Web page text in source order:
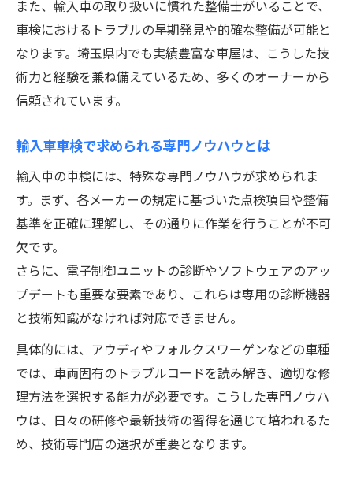
長く乗るための車検後のメンテナンス方法
技術専門車屋のアフターケアの魅力
輸入車車検後に役立つメンテナンスポイン
ト
埼玉で輸入車の車検に特化した対応事例紹介
車屋による輸入車車検の実例と対応力
技術専門が活きる車検トラブル解決事例
埼玉県で評価される輸入車車検のポイント
車屋の技術力が光る輸入車車検の現場
愛車を守る技術専門車屋の選び方を徹底解説
輸入車車検で損しない車屋選びの基準
技術専門性が高い車屋を見抜く方法
車検依頼前に確認すべき輸入車対応力
信頼できる車屋の技術サポート体制
輸入車車検で後悔しない選び方のコツ
また、輸入車の取り扱いに慣れた整備士がいることで、
車検におけるトラブルの早期発見や的確な整備が可能と
なります。埼玉県内でも実績豊富な車屋は、こうした技
術力と経験を兼ね備えているため、多くのオーナーから
信頼されています。
輸入車車検で求められる専門ノウハウとは
輸入車の車検には、特殊な専門ノウハウが求められま
す。まず、各メーカーの規定に基づいた点検項目や整備
基準を正確に理解し、その通りに作業を行うことが不可
欠です。
さらに、電子制御ユニットの診断やソフトウェアのアッ
プデートも重要な要素であり、これらは専用の診断機器
と技術知識がなければ対応できません。
具体的には、アウディやフォルクスワーゲンなどの車種
では、車両固有のトラブルコードを読み解き、適切な修
理方法を選択する能力が必要です。こうした専門ノウハ
ウは、日々の研修や最新技術の習得を通じて培われるた
め、技術専門店の選択が重要となります。